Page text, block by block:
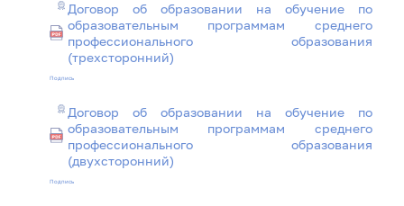
Договор об образовании на обучение по
образовательным программам среднего
профессионального образования
(трехсторонний)
Подпись
Договор об образовании на обучение по
образовательным программам среднего
профессионального образования
(двухсторонний)
Подпись